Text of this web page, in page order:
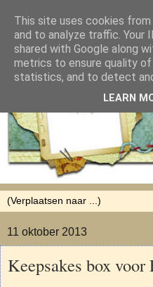
11 oktober 2013
Keepsakes box voor
This site uses cookies
and to analyze traffic. Your
shared with Google along
metrics to ensure quality
statistics, and to detect
LEARN